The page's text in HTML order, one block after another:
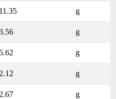
11.35 g
g
5.62 g
2.12 g
2.67 g